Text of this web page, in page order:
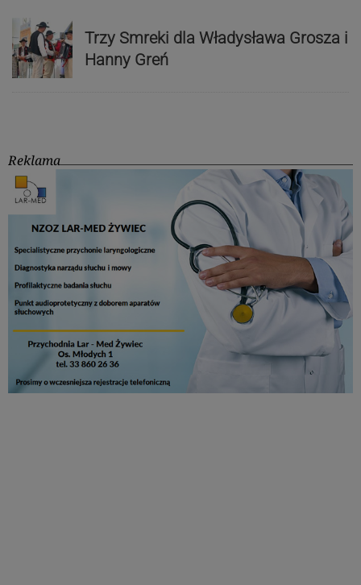
Trzy Smreki dla Władysława Grosza i
Hanny Greń
Reklama